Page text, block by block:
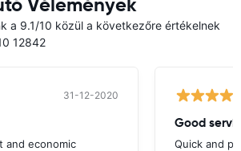
Vélemények
a 9.1/10 közül a következőre értékelnek
12842
31-12-2020
and economic
Good
Quick and